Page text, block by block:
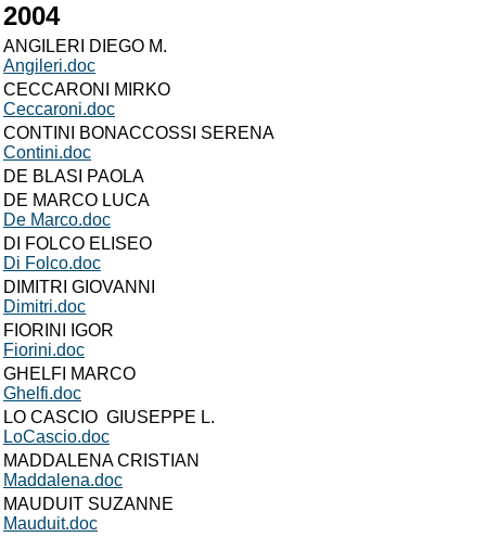
2004
ANGILERI DIEGO M.
Angileri.doc
CECCARONI MIRKO
Ceccaroni.doc
CONTINI BONACCOSSI SERENA
Contini.doc
DE BLASI PAOLA
DE MARCO LUCA
De Marco.doc
DI FOLCO ELISEO
Di Folco.doc
DIMITRI GIOVANNI
Dimitri.doc
FIORINI IGOR
Fiorini.doc
GHELFI MARCO
Ghelfi.doc
LO CASCIO GIUSEPPE L.
LoCascio.doc
MADDALENA CRISTIAN
Maddalena.doc
MAUDUIT SUZANNE
Mauduit.doc